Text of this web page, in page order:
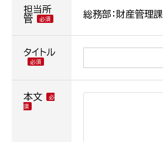
担当所
管
総務部：財産管理課
タイトル
本文